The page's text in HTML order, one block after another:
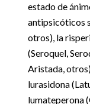
estado de
antipsicóticos
otros), la
(Seroquel,
Aristada,
lurasidona
lumateperona